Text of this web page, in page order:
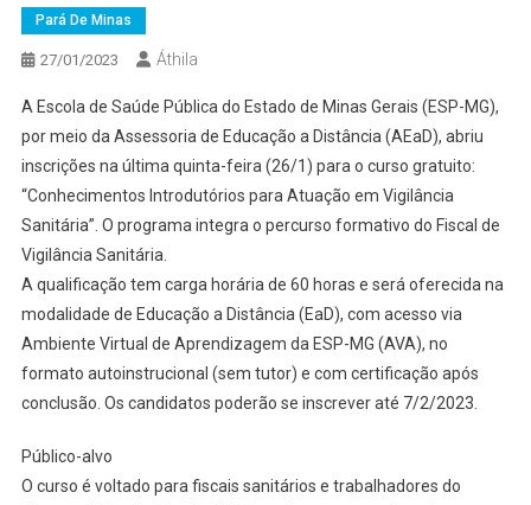
Pará De Minas
27/01/2023 Áthila
A Escola de Saúde Pública do Estado de Minas Gerais (ESP-MG),
por meio da Assessoria de Educação a Distância (AEaD), abriu
inscrições na última quinta-feira (26/1) para o curso gratuito:
“Conhecimentos Introdutórios para Atuação em Vigilância
Sanitária”. O programa integra o percurso formativo do Fiscal de
Vigilância Sanitária.
A qualificação tem carga horária de 60 horas e será oferecida na
modalidade de Educação a Distância (EaD), com acesso via
Ambiente Virtual de Aprendizagem da ESP-MG (AVA), no
formato autoinstrucional (sem tutor) e com certificação após
conclusão. Os candidatos poderão se inscrever até 7/2/2023.
Público-alvo
O curso é voltado para fiscais sanitários e trabalhadores do